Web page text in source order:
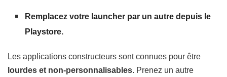
Remplacez votre launcher par un autre depuis le
Playstore.
Les applications constructeurs sont connues pour être
lourdes et non-personnalisables. Prenez un autre